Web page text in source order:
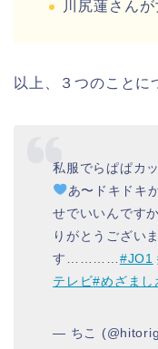
川尻蓮さん
以上、３つのことに
私服でらぱぱカ
あ〜ドキドキ
せでいいんです
りがとうござい
す………… #JO1
テレビ#めざまし
— ちこ